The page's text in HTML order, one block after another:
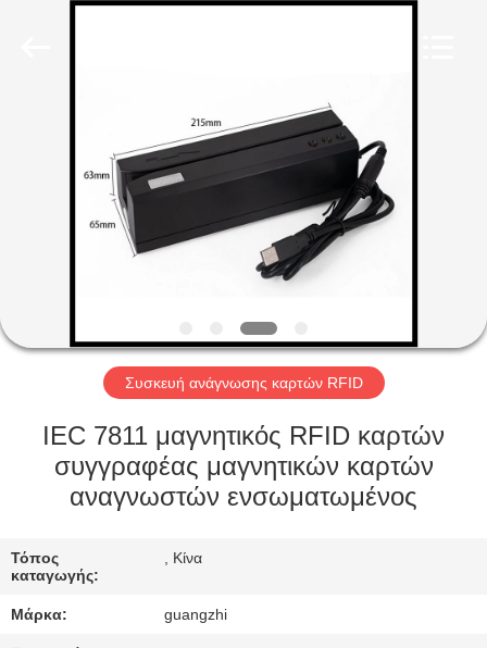
ΠΡΟΪΌΝΤΑ
ΠΕΡΊΠΟΥ
ΓΎΡΟΣ
ΕΡΓΟΣΤΑΣΊΩΝ
ΠΟΙΟΤΙΚΌΣ
ΈΛΕΓΧΟΣ
ΜΑΣ
ΕΛΆΤΕ
Συσκευή ανάγνωσης καρτών RFID
IEC 7811 μαγνητικός RFID καρτών
συγγραφέας μαγνητικών καρτών
αναγνωστών ενσωματωμένος
Τόπος
καταγωγής:
, Κίνα
Μάρκα: guangzhi